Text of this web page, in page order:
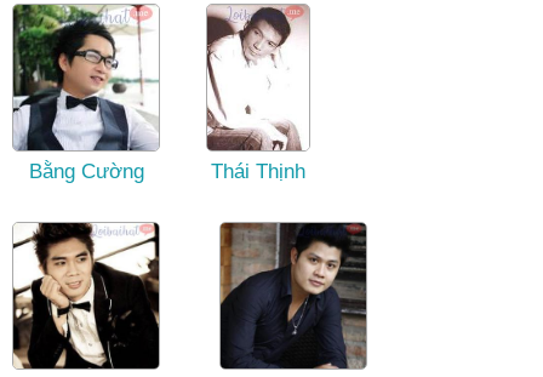
Bằng Cường Thái Thịnh